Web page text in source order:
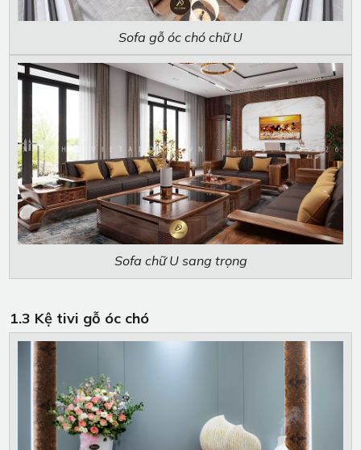
Sofa gỗ óc chó chữ U
Sofa chữ U sang trọng
1.3 Kệ tivi gỗ óc chó